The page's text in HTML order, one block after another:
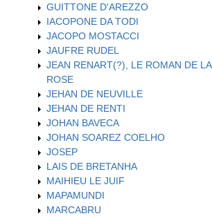
GUITTONE D'AREZZO
IACOPONE DA TODI
JACOPO MOSTACCI
JAUFRE RUDEL
JEAN RENART(?), LE ROMAN DE LA
ROSE
JEHAN DE NEUVILLE
JEHAN DE RENTI
JOHAN BAVECA
JOHAN SOAREZ COELHO
JOSEP
LAIS DE BRETANHA
MAIHIEU LE JUIF
MAPAMUNDI
MARCABRU